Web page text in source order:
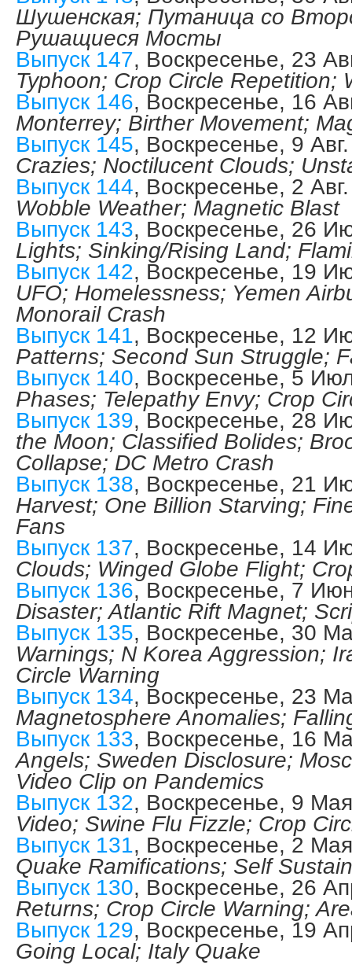
Шушенская; Путаница со
Рушащиеся Мосты
Выпуск 147, Воскресенье, 23
Typhoon; Crop Circle Repetition;
Выпуск 146, Воскресенье, 16
Monterrey; Birther Movement;
Выпуск 145, Воскресенье, 9
Crazies; Noctilucent Clouds;
Выпуск 144, Воскресенье, 2
Wobble Weather; Magnetic Blast
Выпуск 143, Воскресенье, 26
Lights; Sinking/Rising Land;
Выпуск 142, Воскресенье, 19
UFO; Homelessness; Yemen
Monorail Crash
Выпуск 141, Воскресенье, 12
Patterns; Second Sun Struggle;
Выпуск 140, Воскресенье, 5
Phases; Telepathy Envy; Crop
Выпуск 139, Воскресенье, 28
the Moon; Classified Bolides;
Collapse; DC Metro Crash
Выпуск 138, Воскресенье, 21
Harvest; One Billion Starving;
Fans
Выпуск 137, Воскресенье, 14
Clouds; Winged Globe Flight;
Выпуск 136, Воскресенье, 7
Disaster; Atlantic Rift Magnet;
Выпуск 135, Воскресенье, 30
Warnings; N Korea Aggression;
Circle Warning
Выпуск 134, Воскресенье, 23
Magnetosphere Anomalies;
Выпуск 133, Воскресенье, 16
Angels; Sweden Disclosure;
Video Clip on Pandemics
Выпуск 132, Воскресенье, 9
Video; Swine Flu Fizzle; Crop
Выпуск 131, Воскресенье, 2
Quake Ramifications; Self
Выпуск 130, Воскресенье, 26
Returns; Crop Circle Warning;
Выпуск 129, Воскресенье, 19
Going Local; Italy Quake